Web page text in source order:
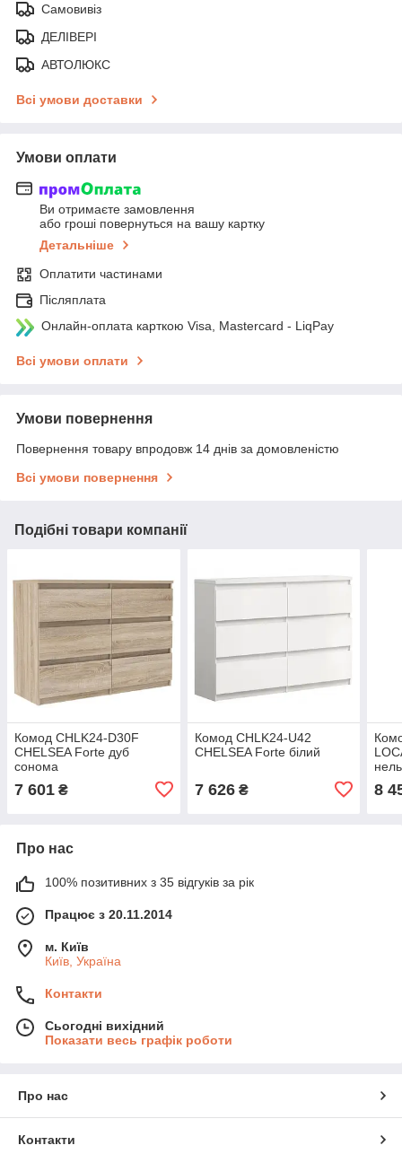
Самовивіз
ДЕЛІВЕРІ
АВТОЛЮКС
Всі умови доставки
Умови оплати
Ви отримаєте замовлення
або гроші повернуться на вашу картку
Детальніше
Оплатити частинами
Післяплата
Онлайн-оплата карткою Visa, Mastercard - LiqPay
Всі умови оплати
Умови повернення
Повернення товару впродовж 14 днів за домовленістю
Всі умови повернення
Подібні товари компанії
Комод CHLK24-D30F
CHELSEA Forte дуб
сонома
7 601 ₴
Комод CHLK24-U42
CHELSEA Forte білий
7 626₴ 8
Про нас
100% позитивних з 35 відгуків за рік
Працює з 20.11.2014
м. Київ
Київ, Україна
Контакти
Сьогодні вихідний
Показати весь графік роботи
Про нас
Контакти